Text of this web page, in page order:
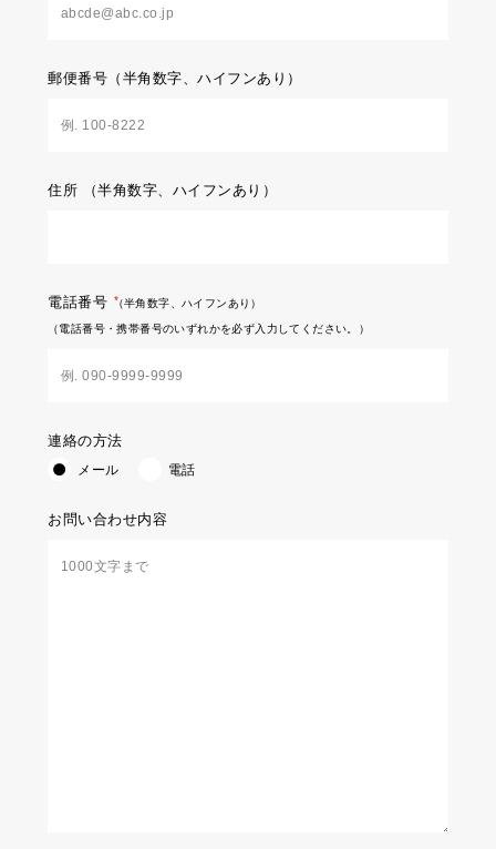
郵便番号 （半角数字、ハイフンあり）
住所 （半角数字、ハイフンあり）
電話番号 （半角数字、ハイフンあり）
（電話番号・携帯番号のいずれかを必ず入力してください。）
連絡の方法
メール 電話
お問い合わせ内容